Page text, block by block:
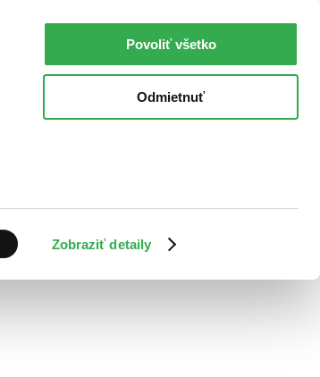
Zobraziť detaily
Povoliť všetko
Odmietnuť